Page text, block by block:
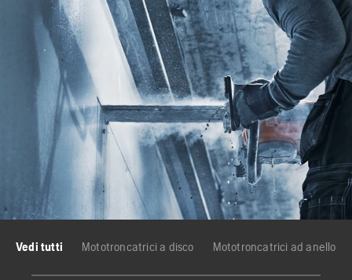
Vedi tutti Mototroncatrici a disco Mototroncatrici ad anello